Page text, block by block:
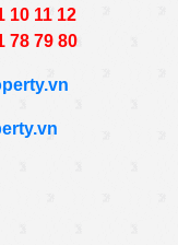
10 11 12
78 79 80